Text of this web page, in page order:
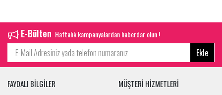
E-Bülten Haftalık kampanyalardan haberdar olun !
Ekle
FAYDALI BİLGİLER MÜŞTERİ HİZMETLERİ